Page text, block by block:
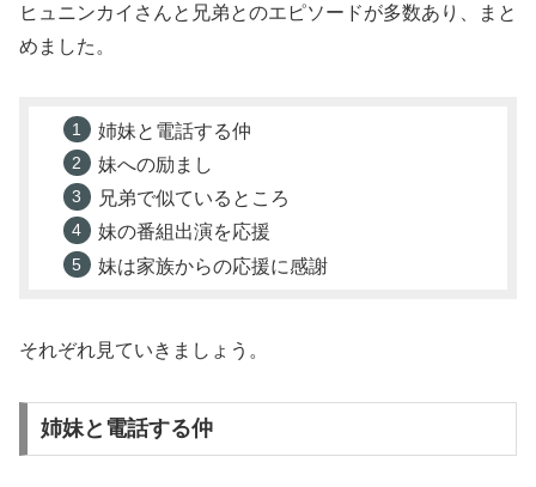
ヒュニンカイさんと兄弟とのエピソードが多数あり、まと
めました。
姉妹と電話する仲
妹への励まし
兄弟で似ているところ
妹の番組出演を応援
妹は家族からの応援に感謝
それぞれ見ていきましょう。
姉妹と電話する仲